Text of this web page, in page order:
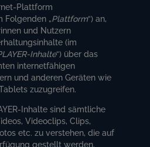
Plattform
Folgenden „Plattform“) an,
und Nutzern
(im
Inhalte“) über das
internetfähigen
und anderen Geräten wie
zuzugreifen.
Inhalte sind sämtliche
Videoclips, Clips,
etc. zu verstehen, die auf
gestellt werden.